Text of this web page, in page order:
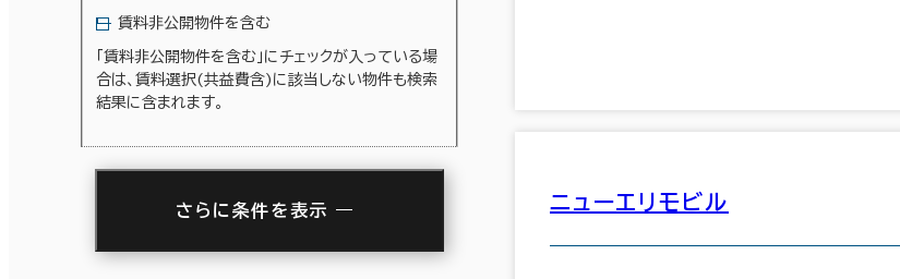
ニューエリモビル
賃料非公開物件を含む
「賃料非公開物件を含む」にチェックが入っている場
合は、賃料選択(共益費含)に該当しない物件も検索
結果に含まれます。
さらに条件を表示